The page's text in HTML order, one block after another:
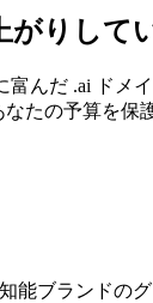
りして
んだ .ai ドメ
たの予算を
ブランドの